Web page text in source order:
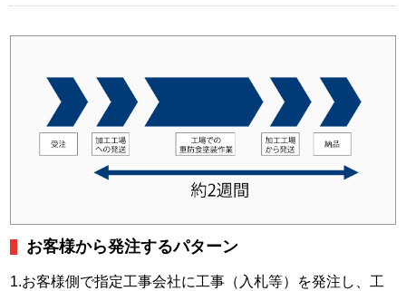
お客様から発注するパターン
1.お客様側で指定工事会社に工事（入札等）を発注し、 工